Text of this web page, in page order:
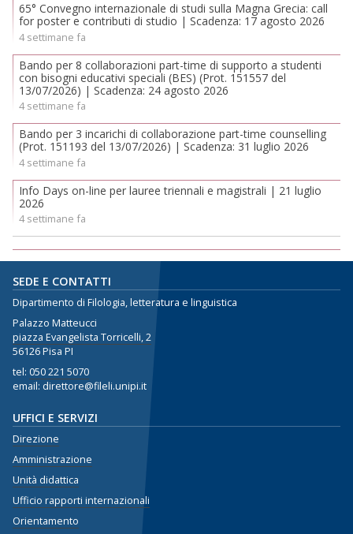
65° Convegno internazionale di studi sulla Magna Grecia: call
for poster e contributi di studio | Scadenza: 17 agosto 2026
4 settimane fa
Bando per 8 collaborazioni part-time di supporto a studenti
con bisogni educativi speciali (BES) (Prot. 151557 del
13/07/2026) | Scadenza: 24 agosto 2026
4 settimane fa
Bando per 3 incarichi di collaborazione part-time counselling
(Prot. 151193 del 13/07/2026) | Scadenza: 31 luglio 2026
4 settimane fa
Info Days on-line per lauree triennali e magistrali | 21 luglio
2026
4 settimane fa
SEDE E CONTATTI
Dipartimento di Filologia, letteratura e linguistica
Palazzo Matteucci
piazza Evangelista Torricelli, 2
56126 Pisa PI
tel: 050 221 5070
email: direttore@fileli.unipi.it
UFFICI E SERVIZI
Direzione
Amministrazione
Unità didattica
Ufficio rapporti internazionali
Orientamento